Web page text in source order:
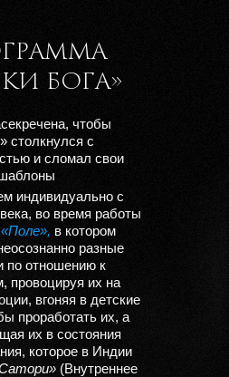
БОГА»
чтобы
столкнулся с
и сломал свои
индивидуально с
во время работы
«Поле», в котором
разные
по отношению к
провоцируя их на
вгоняя в детские
проработать их, а
их в состояния
которое в Индии
(Внутреннее